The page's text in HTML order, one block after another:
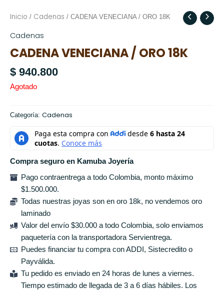
Inicio / Cadenas / CADENA VENECIANA / ORO 18K
Cadenas
CADENA VENECIANA / ORO 18K
$ 940.800
Agotado
Categoría: Cadenas
Compra seguro en Kamuba Joyería
Pago contraentrega a todo Colombia, monto máximo
$1.500.000.
Todas nuestras joyas son en oro 18k, no vendemos oro
laminado
Valor del envío $30.000 a todo Colombia, solo enviamos
paquetería con la transportadora Servientrega.
Puedes financiar tu compra con ADDI, Sistecredito o
Payválida.
Tu pedido es enviado en 24 horas de lunes a viernes.
Tiempo estimado de llegada de 3 a 6 días hábiles. Los